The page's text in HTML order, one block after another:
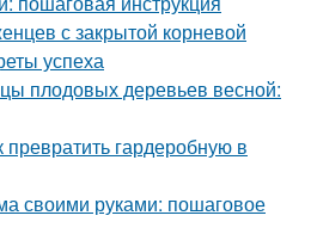
с закрытой корневой
успеха
плодовых деревьев весной:
превратить гардеробную в
своими руками: пошаговое